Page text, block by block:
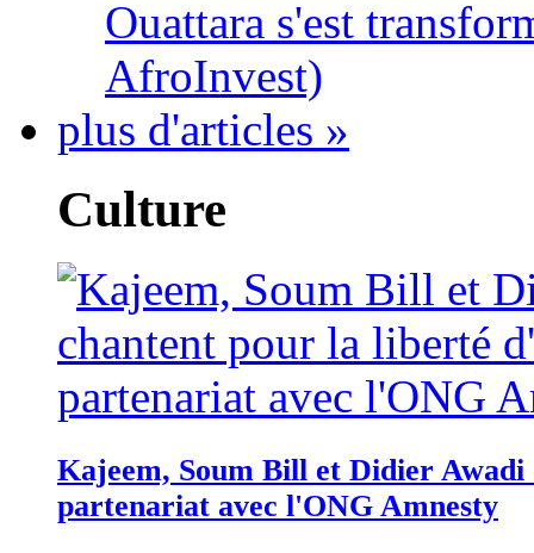
Ouattara s'est
AfroInvest)
plus d'articles »
Culture
Kajeem, Soum Bill et Didier
partenariat avec l'ONG Amnesty